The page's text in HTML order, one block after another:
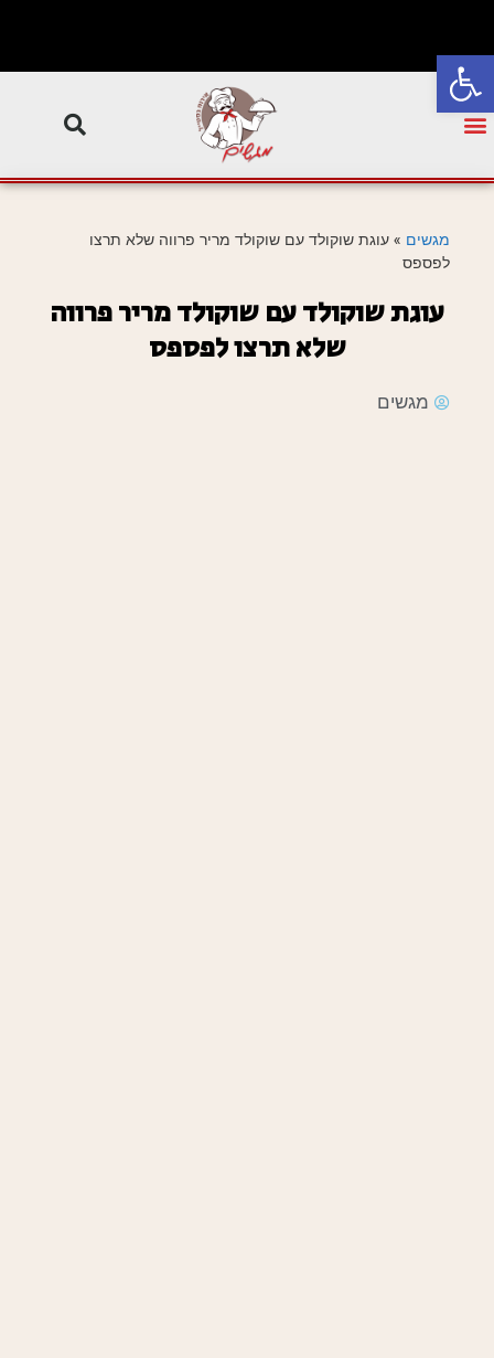
פתח סרגל נגישות
מגשים » עוגת שוקולד עם שוקולד מריר פרווה שלא תרצו
לפספס
עוגת שוקולד עם שוקולד מריר פרווה
שלא תרצו לפספס
מגשים